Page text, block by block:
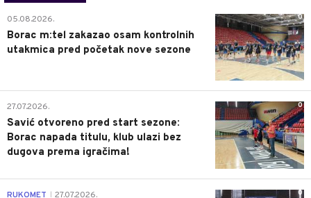
0
05.08.2026.
Borac m:tel zakazao osam kontrolnih
utakmica pred početak nove sezone
0
27.07.2026.
Savić otvoreno pred start sezone:
Borac napada titulu, klub ulazi bez
dugova prema igračima!
0
RUKOMET 27.07.2026.